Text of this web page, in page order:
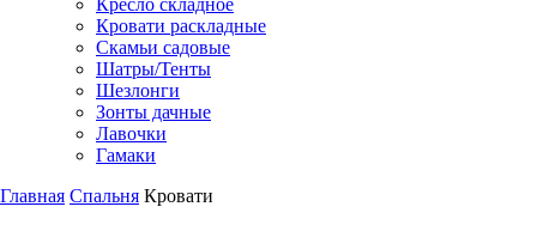
Кровати раскладные
Скамьи садовые
Шатры/Тенты
Шезлонги
Зонты дачные
Лавочки
Гамаки
Главная Спальня Кровати